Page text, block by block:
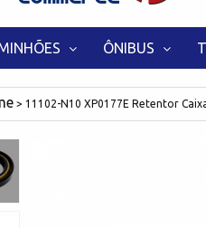
ÔNIBUS
11102-N10 XP0177E Retentor